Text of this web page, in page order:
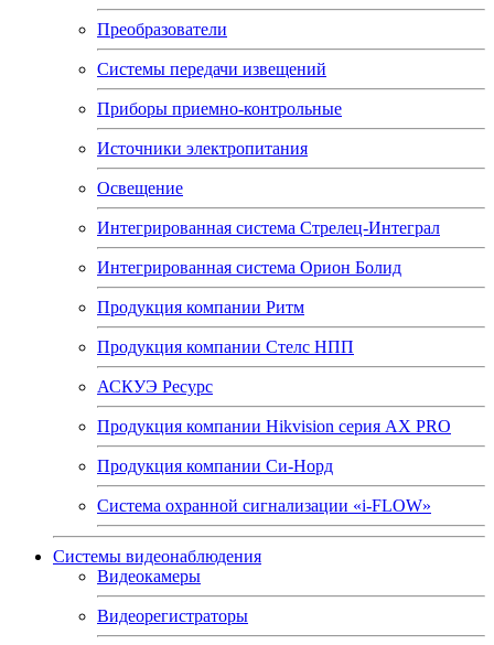
Преобразователи
Системы передачи извещений
Приборы приемно-контрольные
Источники электропитания
Освещение
Интегрированная система Стрелец-Интеграл
Интегрированная система Орион Болид
Продукция компании Ритм
Продукция компании Стелс НПП
АСКУЭ Ресурс
Продукция компании Hikvision серия AX PRO
Продукция компании Си-Норд
Система охранной сигнализации «i-FLOW»
Системы видеонаблюдения
Видеокамеры
Видеорегистраторы